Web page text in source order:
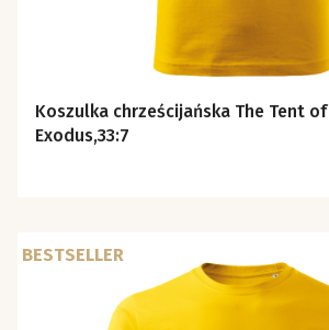
Koszulka chrześcijańska The Tent of Meeting
Exodus,33:7
BESTSELLER